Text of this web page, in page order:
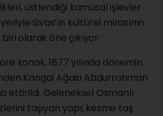
üstlendiği kamusal işlevler
Sivas’ın kültürel mirasının
olarak öne çıkıyor.
konak, 1877 yılında dönemin
Kangal Ağası Abdurrahman
ettirildi. Geleneksel Osmanlı
taşıyan yapı; kesme taş